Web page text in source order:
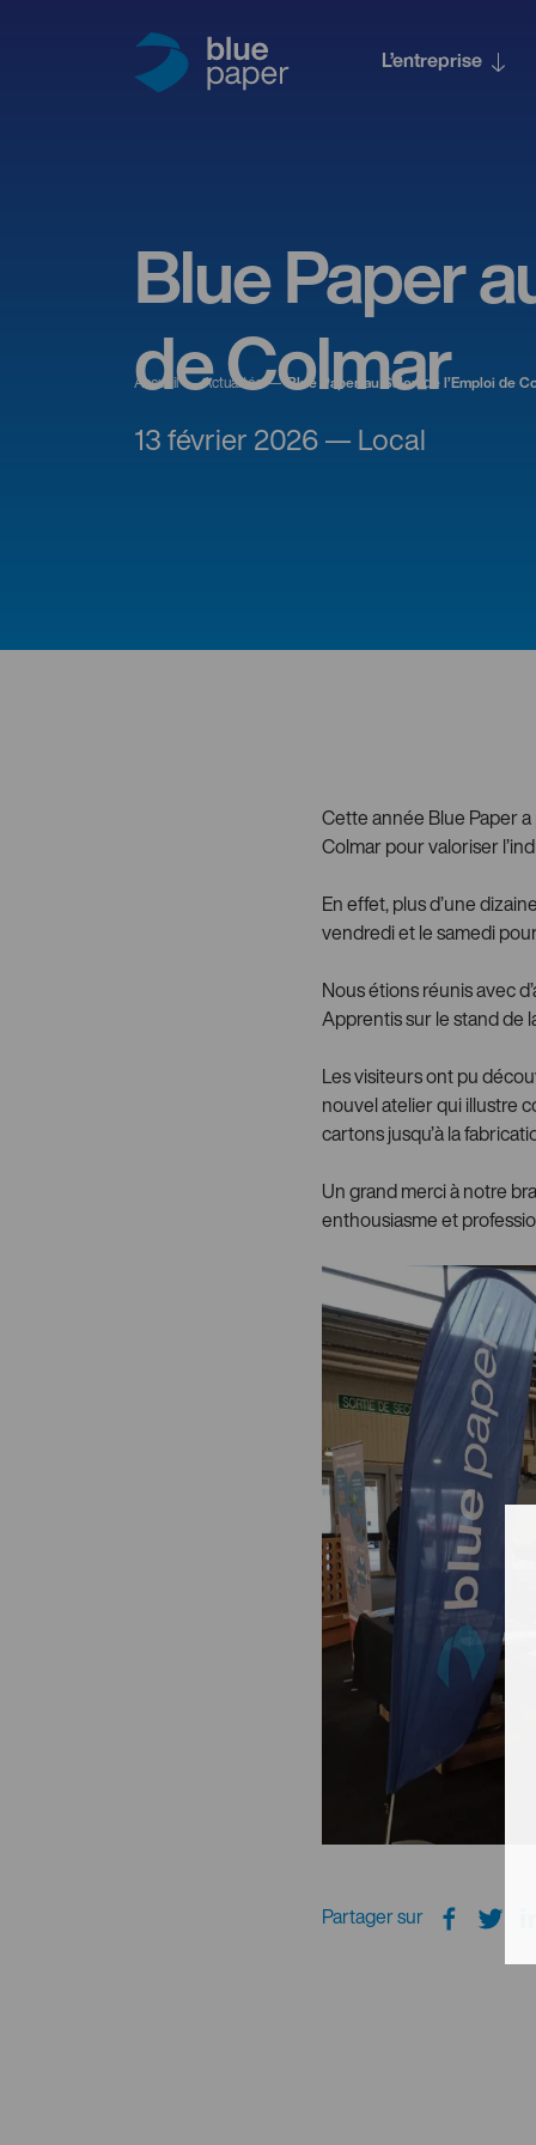
L’entreprise
Accueil Actualités Blue Paper au Salon de l’Emploi de
Blue Paper
de Colmar
13 février 2026 — Local
Cette année Blue Paper a
Colmar pour valoriser
En effet, plus d’une
vendredi et le samedi
Nous étions réunis avec
Apprentis sur le stand de
Les visiteurs ont pu
nouvel atelier qui illustre
cartons jusqu’à la
Un grand merci à notre
enthousiasme et
Partager sur